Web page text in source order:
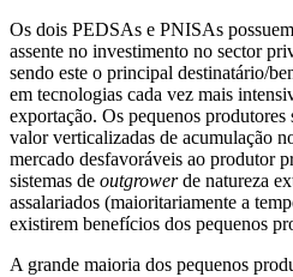
Os dois PEDSAs e PNISAs
assente no investimento no sector
sendo este o principal destinatário/
em tecnologias cada vez mais
exportação. Os pequenos produtores
valor verticalizadas de acumulação
mercado desfavoráveis ao produtor
sistemas de outgrowerde natureza
assalariados (maioritariamente a
existirem benefícios dos pequenos
A grande maioria dos pequenos